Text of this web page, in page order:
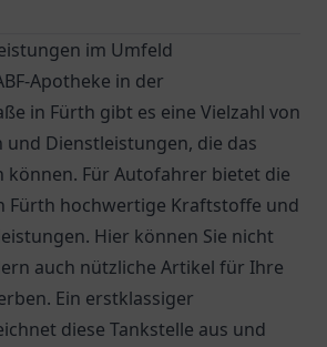
im Umfeld
Apotheke in der
in Fürth gibt es eine Vielzahl von
Dienstleistungen, die das
können. Für Autofahrer bietet die
Fürth hochwertige Kraftstoffe und
Hier können Sie nicht
auch nützliche Artikel für Ihre
Ein erstklassiger
diese Tankstelle aus und